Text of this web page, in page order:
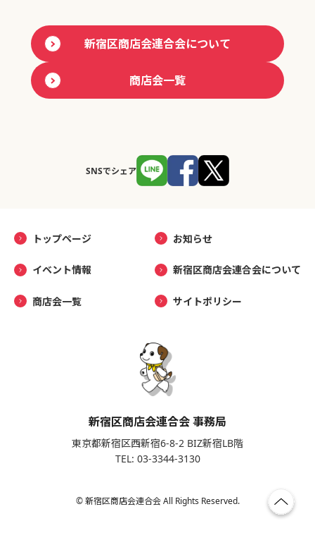
新宿区商店会連合会について
商店会一覧
SNSでシェア
トップページ お知らせ
イベント情報 新宿区商店会連合会について
商店会一覧 サイトポリシー
新宿区商店会連合会 事務局
東京都新宿区西新宿6-8-2 BIZ新宿LB階
TEL: 03-3344-3130
© 新宿区商店会連合会 All Rights Reserved.